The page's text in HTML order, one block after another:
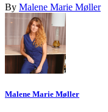
By Malene Marie Møller
Malene Marie Møller